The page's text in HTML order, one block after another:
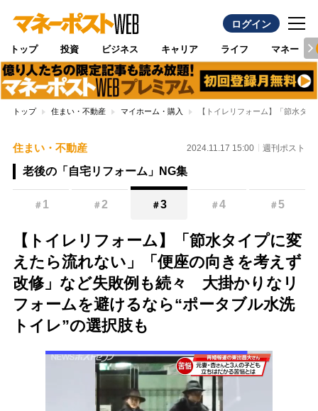
ログイン
トップ 投資 ビジネス キャリア ライフ マネー
トップ 住まい・不動産 マイホーム・購入 【トイレリフォーム】「節水タ
住まい・不動産 2024.11.17 15:00 週刊ポスト
老後の「自宅リフォーム」NG集
＃ 1 ＃2 ＃3 ＃4 ＃5
【トイレリフォーム】「節水タイプに変
えたら流れない」「便座の向きを考えず
改修」など失敗例も続々 大掛かりなリ
フォームを避けるなら“ポータブル水洗
トイレ”の選択肢も